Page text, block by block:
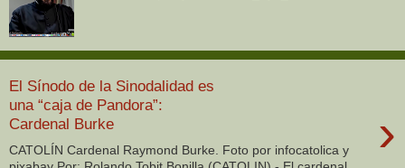
El Sínodo de la Sinodalidad es
una “caja de Pandora”:
Cardenal Burke
›
CATOLÍN Cardenal Raymond Burke. Foto por infocatolica y